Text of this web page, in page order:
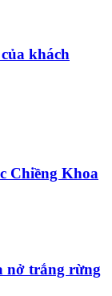
khách
Chiềng Khoa
nở trắng rừng